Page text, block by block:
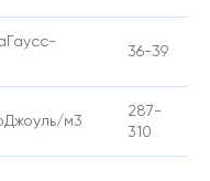
36-39
м3
287-
310